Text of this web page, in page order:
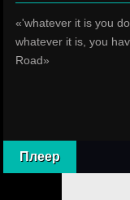
«'whatever it is you
whatever it is, you
Road»
Плеер